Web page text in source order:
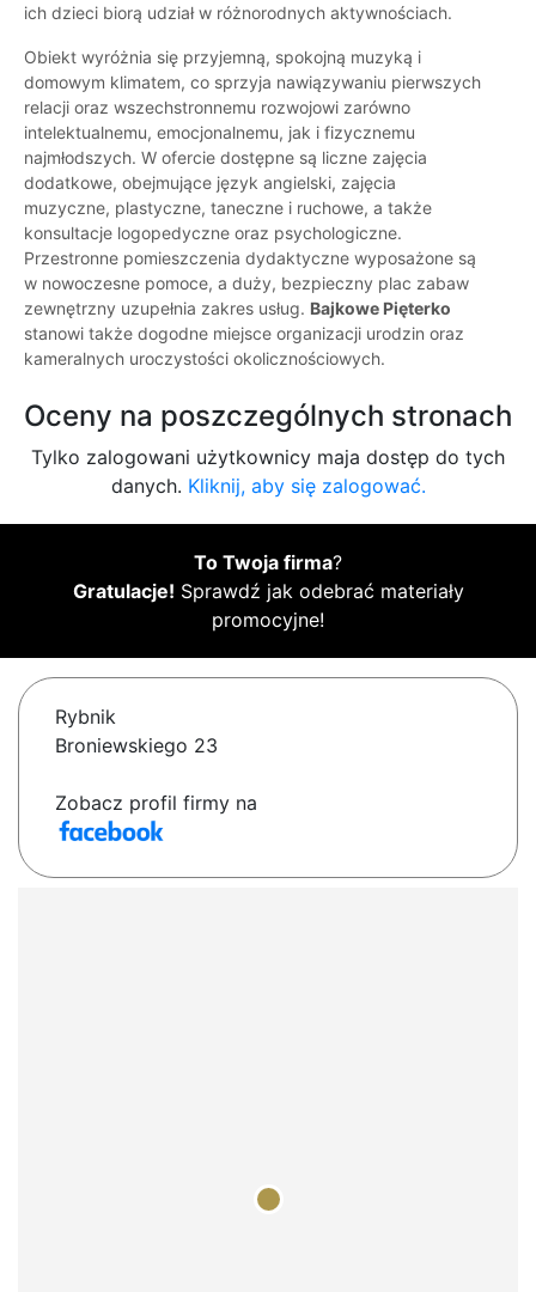
ich dzieci biorą udział w różnorodnych aktywnościach.
Obiekt wyróżnia się przyjemną, spokojną muzyką i
domowym klimatem, co sprzyja nawiązywaniu pierwszych
relacji oraz wszechstronnemu rozwojowi zarówno
intelektualnemu, emocjonalnemu, jak i fizycznemu
najmłodszych. W ofercie dostępne są liczne zajęcia
dodatkowe, obejmujące język angielski, zajęcia
muzyczne, plastyczne, taneczne i ruchowe, a także
konsultacje logopedyczne oraz psychologiczne.
Przestronne pomieszczenia dydaktyczne wyposażone są
w nowoczesne pomoce, a duży, bezpieczny plac zabaw
zewnętrzny uzupełnia zakres usług. Bajkowe Pięterko
stanowi także dogodne miejsce organizacji urodzin oraz
kameralnych uroczystości okolicznościowych.
Oceny na poszczególnych stronach
Tylko zalogowani użytkownicy maja dostęp do tych
danych. Kliknij, aby się zalogować.
To Twoja firma?
Gratulacje! Sprawdź jak odebrać materiały
promocyjne!
Rybnik
Broniewskiego 23
Zobacz profil firmy na